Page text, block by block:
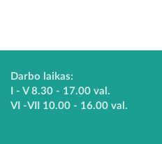
Darbo laikas:
I - V 8.30 - 17.00 val.
VI -VII 10.00 - 16.00 val.